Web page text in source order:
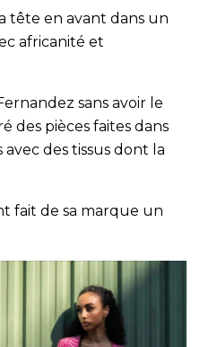
tête en avant dans un
africanité et
sans avoir le
des pièces faites dans
des tissus dont la
fait de sa marque un